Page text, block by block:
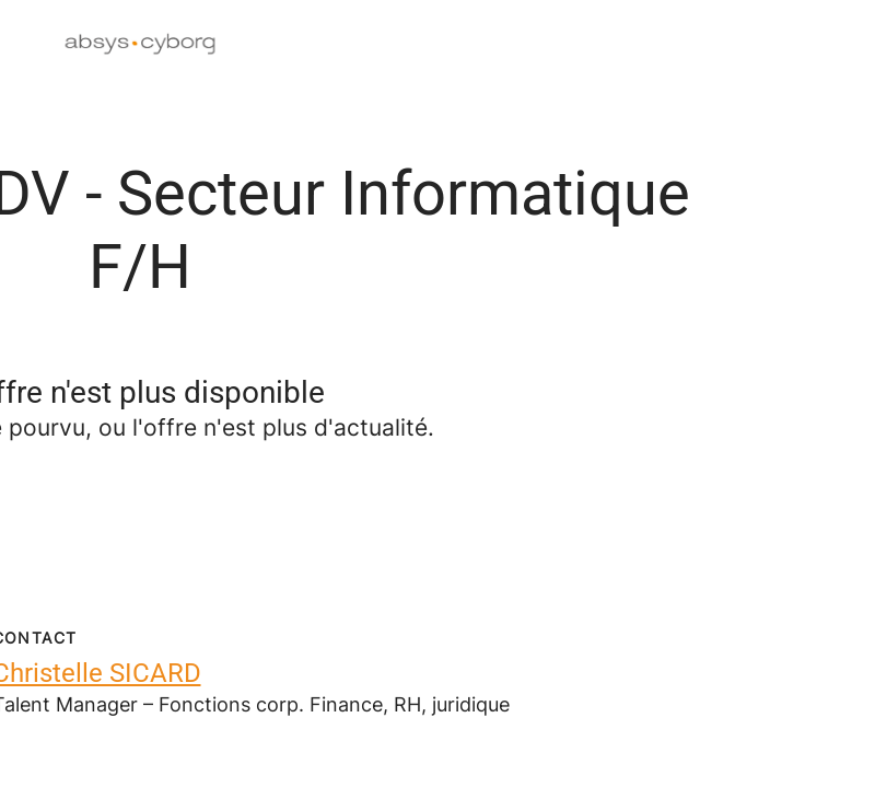
- Secteur Informatique
F/H
n'est plus disponible
pourvu, ou l'offre n'est plus d'actualité.
SICARD
Manager – Fonctions corp. Finance, RH, juridique